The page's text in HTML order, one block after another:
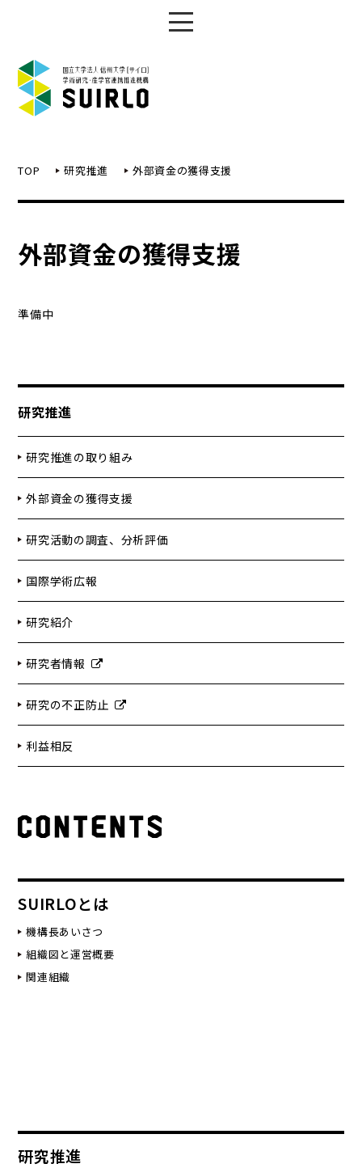
TOP 研究推進 外部資金の獲得支援
外部資金の獲得支援
準備中
研究推進
研究推進の取り組み
外部資金の獲得支援
研究活動の調査、分析評価
国際学術広報
研究紹介
研究者情報
研究の不正防止
利益相反
SUIRLOとは
機構長あいさつ
組織図と運営概要
関連組織
研究推進